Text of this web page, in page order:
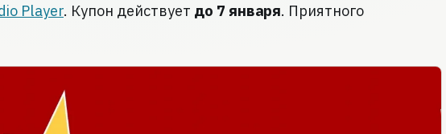
Player. Купон действует до 7 января. Приятного